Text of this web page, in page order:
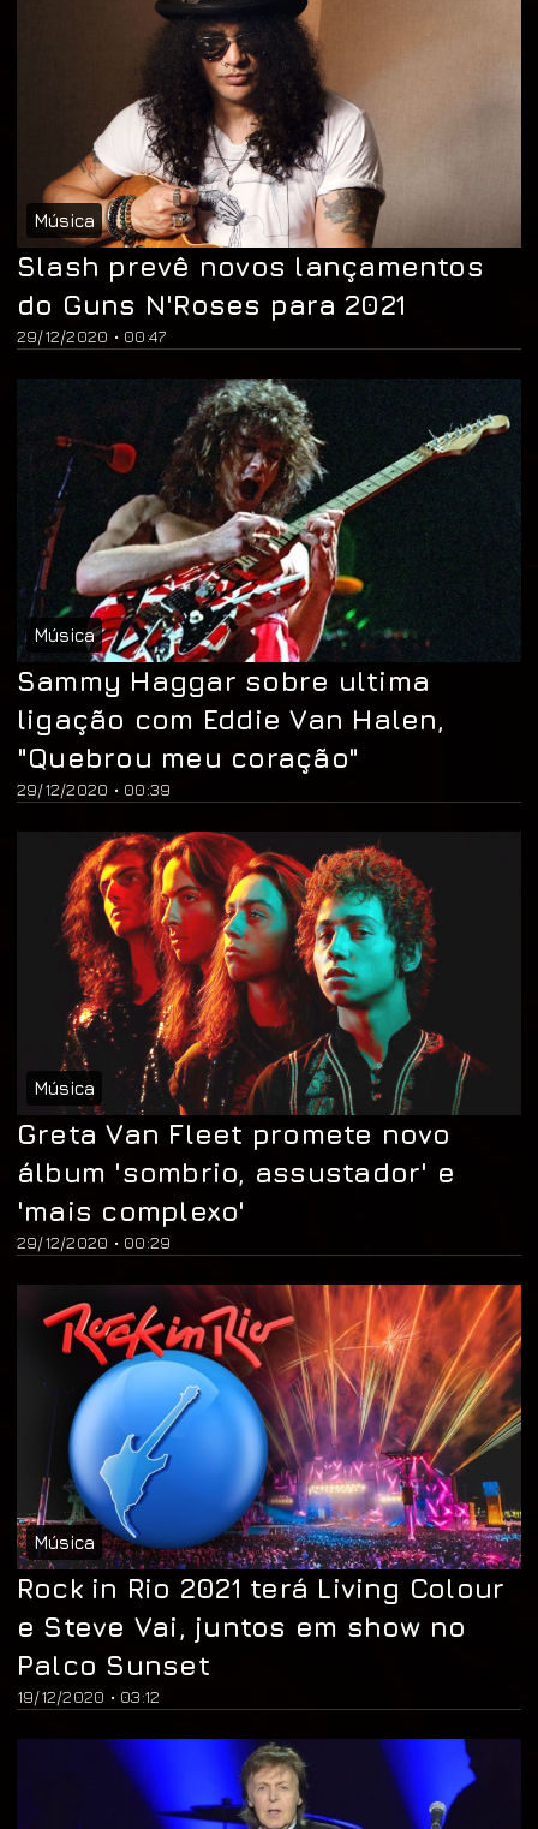
Música
29/12/2020 • 00:47
Slash prevê novos lançamentos
do Guns N'Roses para 2021
Música
29/12/2020 • 00:39
Sammy Haggar sobre ultima
ligação com Eddie Van Halen,
"Quebrou meu coração"
Música
29/12/2020 • 00:29
Greta Van Fleet promete novo
álbum 'sombrio, assustador' e
'mais complexo'
Música
19/12/2020 • 03:12
Rock in Rio 2021 terá Living Colour
e Steve Vai, juntos em show no
Palco Sunset